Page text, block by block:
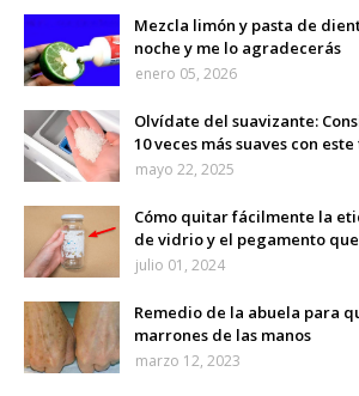
Mezcla limón y pasta de
noche y me lo agradecerás
enero 05, 2026
Olvídate del suavizante:
10 veces más suaves con
mayo 22, 2025
Cómo quitar fácilmente la
de vidrio y el pegamento
julio 01, 2024
Remedio de la abuela para
marrones de las manos
marzo 12, 2023